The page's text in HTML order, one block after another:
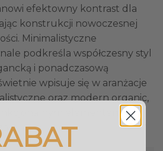
efektowny kontrast dla
konstrukcji nowoczesnej
Minimalistyczne
podkreśla współczesny styl
i ponadczasową
wpisuje się w aranżacje
oraz modern organic,
elementem